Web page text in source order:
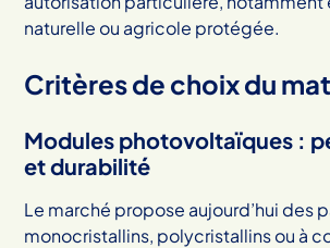
naturelle ou agricole protégée.
Critères de choix du
Modules photovoltaïques :
et durabilité
Le marché propose aujourd’hui des
monocristallins, polycristallins ou à